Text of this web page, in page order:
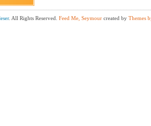
. All Rights Reserved. Feed Me, Seymour created by Themes